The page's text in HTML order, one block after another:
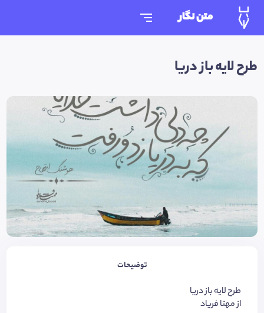
متن نگار
طرح لایه باز دریا
توضیحات
طرح لایه باز دریا
از مهتا فریاد